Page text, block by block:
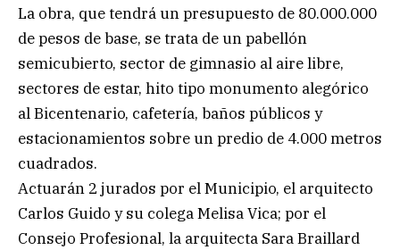
La obra, que tendrá un presupuesto de 80.000.000
de pesos de base, se trata de un pabellón
semicubierto, sector de gimnasio al aire libre,
sectores de estar, hito tipo monumento alegórico
al Bicentenario, cafetería, baños públicos y
estacionamientos sobre un predio de 4.000 metros
cuadrados.
Actuarán 2 jurados por el Municipio, el arquitecto
Carlos Guido y su colega Melisa Vica; por el
Consejo Profesional, la arquitecta Sara Braillard